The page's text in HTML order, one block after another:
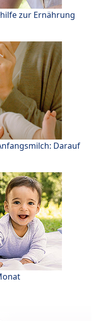
zur Ernährung
Darauf